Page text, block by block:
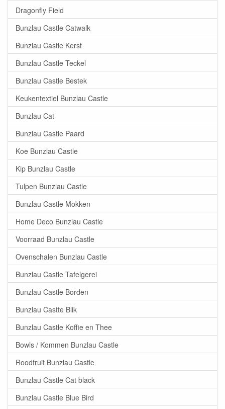
Dragonfly Field
Bunzlau Castle Catwalk
Bunzlau Castle Kerst
Bunzlau Castle Teckel
Bunzlau Castle Bestek
Keukentextiel Bunzlau Castle
Bunzlau Cat
Bunzlau Castle Paard
Koe Bunzlau Castle
Kip Bunzlau Castle
Tulpen Bunzlau Castle
Bunzlau Castle Mokken
Home Deco Bunzlau Castle
Voorraad Bunzlau Castle
Ovenschalen Bunzlau Castle
Bunzlau Castle Tafelgerei
Bunzlau Castle Borden
Bunzlau Castte Blik
Bunzlau Castle Koffie en Thee
Bowls / Kommen Bunzlau Castle
Roodfruit Bunzlau Castle
Bunzlau Castle Cat black
Bunzlau Castle Blue Bird